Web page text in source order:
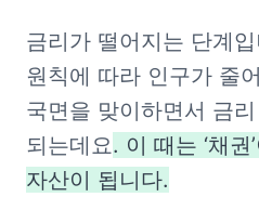
금리가 떨어지는 단계
원칙에 따라 인구가 줄
국면을 맞이하면서 금
되는데요. 이 때는 ‘채
자산이 됩니다.